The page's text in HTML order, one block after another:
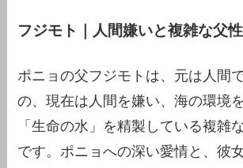
フジモト｜人間嫌いと複雑な父性
ポニョの父フジモトは、元は人間
の、現在は人間を嫌い、海の環境
「生命の水」を精製している複雑
です。ポニョへの深い愛情と、彼